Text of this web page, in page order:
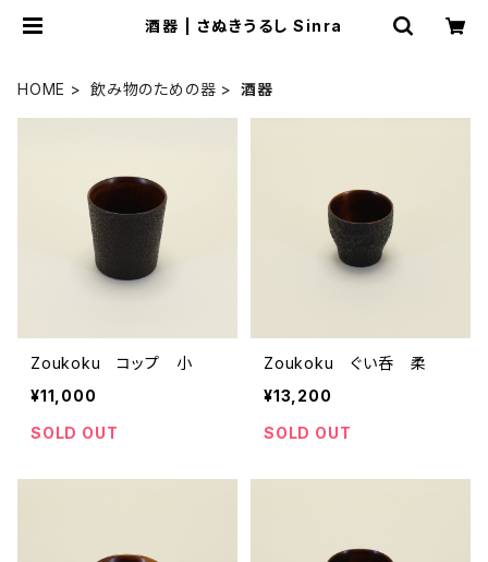
酒器 | さぬきうるし Sinra
HOME 飲み物のための器 酒器
Zoukoku コップ 小
¥11,000
SOLD OUT
Zoukoku ぐい呑 柔
¥13,200
SOLD OUT